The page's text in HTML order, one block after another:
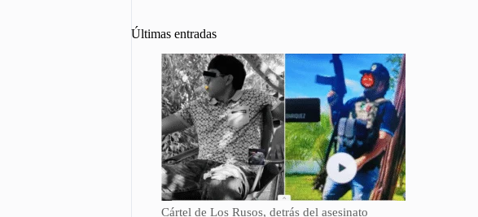
Últimas entradas
Cártel de Los Rusos, detrás del asesinato